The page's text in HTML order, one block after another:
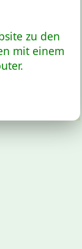
zu den
mit einem